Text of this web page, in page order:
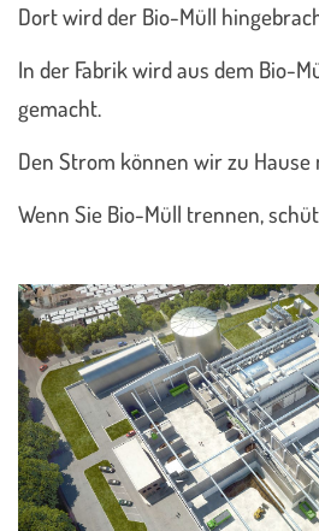
Dort wird der Bio-Müll
In der Fabrik wird aus dem Bio-
gemacht.
Den Strom können wir zu Hause
Wenn Sie Bio-Müll trennen,